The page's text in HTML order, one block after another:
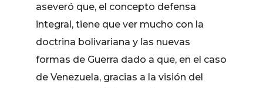
aseveró que, el concepto defensa
integral, tiene que ver mucho con la
doctrina bolivariana y las nuevas
formas de Guerra dado a que, en el caso
de Venezuela, gracias a la visión del